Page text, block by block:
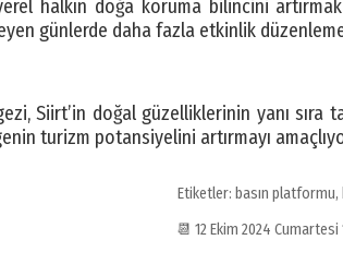
halkın doğa koruma bilincini
günlerde daha fazla etkinlik
Siirt’in doğal güzelliklerinin yanı
turizm potansiyelini artırmayı
Etiketler: basın platformu,
📆 12 Ekim 2024